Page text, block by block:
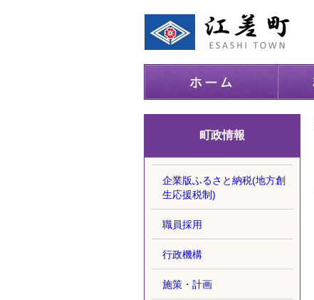
町政情報
企業版ふるさと納税(地方創
生応援税制)
職員採用
行政機構
施策・計画